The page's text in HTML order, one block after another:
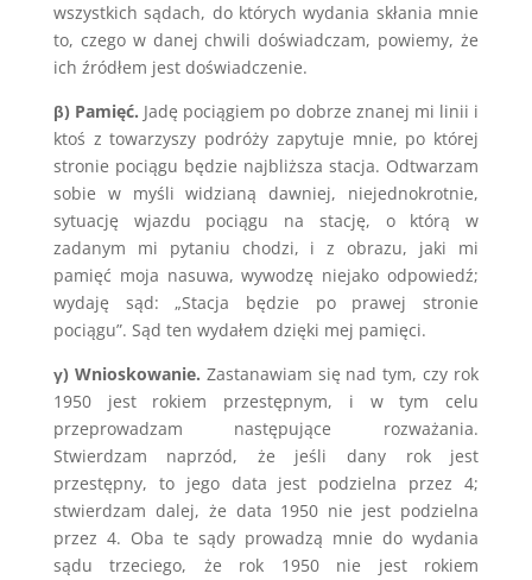
wszystkich sądach, do których wydania skłania mnie
to, czego w danej chwili doświadczam, powiemy, że
ich źródłem jest doświadczenie.
β) Pamięć. Jadę pociągiem po dobrze znanej mi linii i
ktoś z towarzyszy podróży zapytuje mnie, po której
stronie pociągu będzie najbliższa stacja. Odtwarzam
sobie w myśli widzianą dawniej, niejednokrotnie,
sytuację wjazdu pociągu na stację, o którą w
zadanym mi pytaniu chodzi, i z obrazu, jaki mi
pamięć moja nasuwa, wywodzę niejako odpowiedź;
wydaję sąd: „Stacja będzie po prawej stronie
pociągu”. Sąd ten wydałem dzięki mej pamięci.
γ) Wnioskowanie. Zastanawiam się nad tym, czy rok
1950 jest rokiem przestępnym, i w tym celu
przeprowadzam następujące rozważania.
Stwierdzam naprzód, że jeśli dany rok jest
przestępny, to jego data jest podzielna przez 4;
stwierdzam dalej, że data 1950 nie jest podzielna
przez 4. Oba te sądy prowadzą mnie do wydania
sądu trzeciego, że rok 1950 nie jest rokiem